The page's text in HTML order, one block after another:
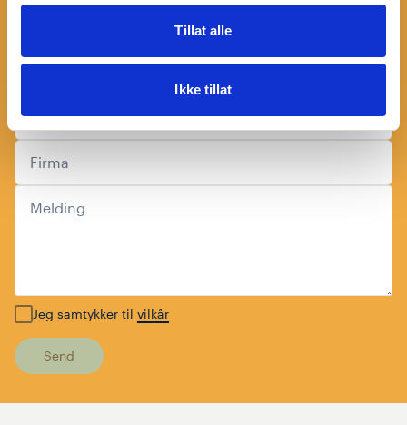
Tillat alle
Ikke tillat
Telefonnummer
Jeg samtykker til vilkår
Send